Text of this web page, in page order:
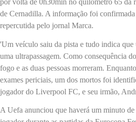
por volta de 0h30min no quilômetro 65
de Cernadilla. A informação foi
repercutida pelo jornal Marca.
'Um veículo saiu da pista e tudo indica que
uma ultrapassagem. Como consequência
fogo e as duas pessoas morreram.
exames periciais, um dos mortos foi
jogador do Liverpool FC, e seu irmão,
A Uefa anunciou que haverá um minuto